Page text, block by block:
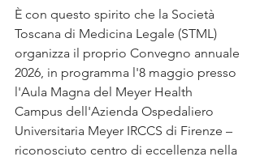
È con questo spirito che la Società
Toscana di Medicina Legale (STML)
organizza il proprio Convegno annuale
2026, in programma l'8 maggio presso
l'Aula Magna del Meyer Health
Campus dell'Azienda Ospedaliero
Universitaria Meyer IRCCS di Firenze –
riconosciuto centro di eccellenza nella